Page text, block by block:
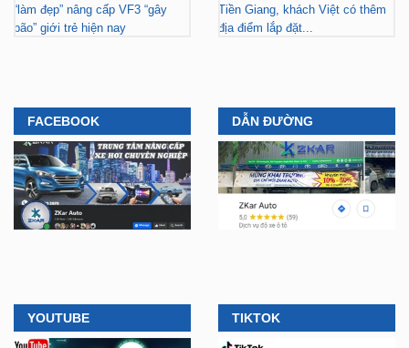
“làm đẹp” nâng cấp VF3 “gây
bão” giới trẻ hiện nay
Tiền Giang, khách Việt có thêm
địa điểm lắp đặt...
FACEBOOK DẪN ĐƯỜNG
YOUTUBE TIKTOK